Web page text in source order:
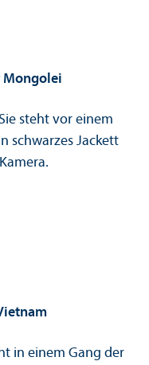
Mongolei